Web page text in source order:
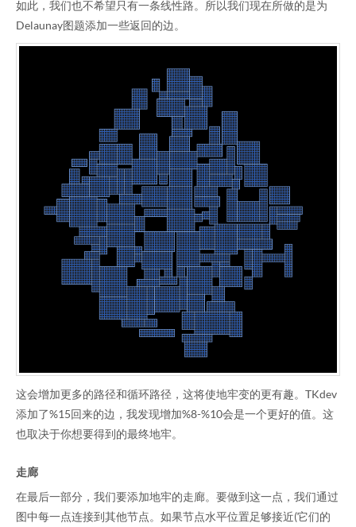
如此，我们也不希望只有一条线性路。所以我们现在所做的是为
Delaunay图题添加一些返回的边。
这会增加更多的路径和循环路径，这将使地牢变的更有趣。TKdev
添加了%15回来的边，我发现增加%8-%10会是一个更好的值。这
也取决于你想要得到的最终地牢。
走廊
在最后一部分，我们要添加地牢的走廊。要做到这一点，我们通过
图中每一点连接到其他节点。如果节点水平位置足够接近(它们的